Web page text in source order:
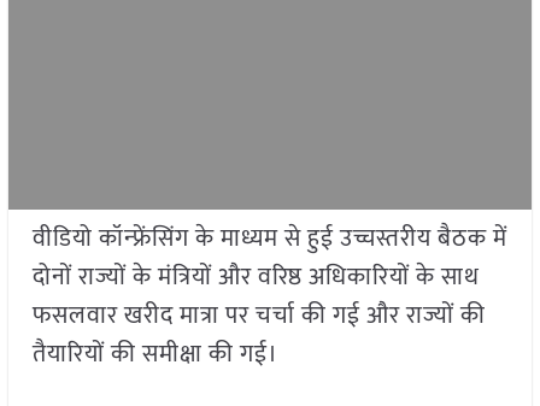
वीडियो कॉन्फ्रेंसिंग के माध्यम से हुई उच्चस्तरीय बैठक में
दोनों राज्यों के मंत्रियों और वरिष्ठ अधिकारियों के साथ
फसलवार खरीद मात्रा पर चर्चा की गई और राज्यों की
तैयारियों की समीक्षा की गई।